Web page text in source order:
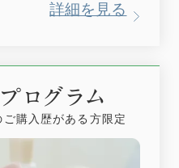
詳細を見る
ログラム
購入歴がある方限定